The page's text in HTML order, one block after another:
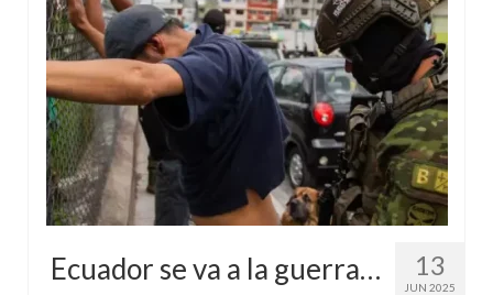
13
JUN 2025
Ecuador se va a la guerra…